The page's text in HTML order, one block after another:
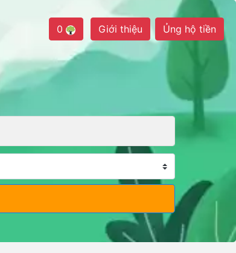
0 Giới thiệu Ủng hộ tiền